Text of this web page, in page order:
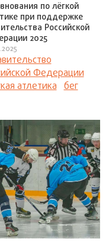
по лёгкой
при поддержке
Российской
2025
Федерации
атлетика бег